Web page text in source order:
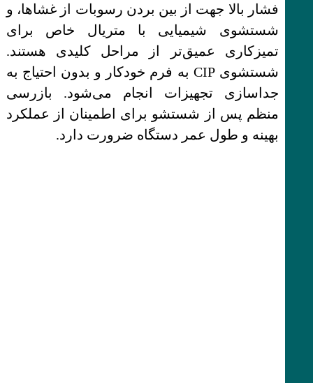
فشار بالا جهت از بین بردن رسوبات از غشاها، و
شستشوی شیمیایی با متریال خاص برای
تمیزکاری عمیق‌تر از مراحل کلیدی هستند.
شستشوی CIP به فرم خودکار و بدون احتیاج به
جداسازی تجهیزات انجام می‌شود. بازرسی
منظم پس از شستشو برای اطمینان از عملکرد
بهینه و طول عمر دستگاه ضرورت دارد.